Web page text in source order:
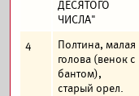
ДЕСЯТОГО
ЧИСЛА"
4
Полтина, малая
голова (венок с
бантом),
старый орел.